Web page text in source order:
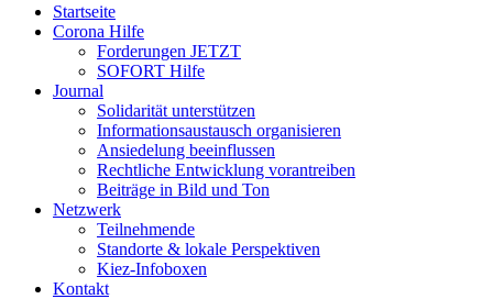
Startseite
Corona Hilfe
Forderungen JETZT
SOFORT Hilfe
Journal
Solidarität unterstützen
Informationsaustausch organisieren
Ansiedelung beeinflussen
Rechtliche Entwicklung vorantreiben
Beiträge in Bild und Ton
Netzwerk
Teilnehmende
Standorte & lokale Perspektiven
Kiez-Infoboxen
Kontakt